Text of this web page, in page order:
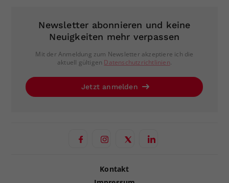
Newsletter abonnieren und keine
Neuigkeiten mehr verpassen
Mit der Anmeldung zum Newsletter akzeptiere ich die
aktuell gültigen Datenschutzrichtlinien.
Jetzt anmelden
Kontakt